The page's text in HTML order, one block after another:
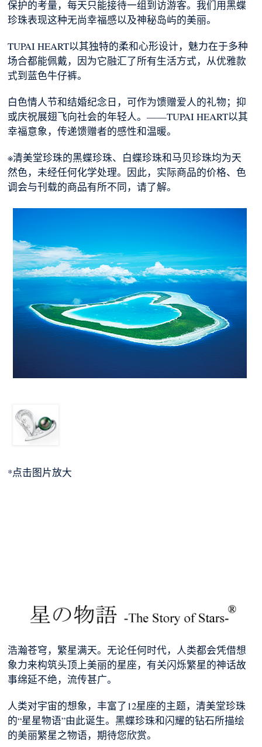
保护的考量，每天只能接待一组到访游客。我们用黑蝶
珍珠表现这种无尚幸福感以及神秘岛屿的美丽。
TUPAI HEART以其独特的柔和心形设计，魅力在于多种
场合都能佩戴，因为它融汇了所有生活方式，从优雅款
式到蓝色牛仔裤。
白色情人节和结婚纪念日，可作为馈赠爱人的礼物；抑
或庆祝展翅飞向社会的年轻人。——TUPAI HEART以其
幸福意象，传递馈赠者的感性和温暖。
※清美堂珍珠的黑蝶珍珠、白蝶珍珠和马贝珍珠均为天
然色，未经任何化学处理。因此，实际商品的价格、色
调会与刊载的商品有所不同，请了解。
*点击图片放大
浩瀚苍穹，繁星满天。无论任何时代，人类都会凭借想
象力来构筑头顶上美丽的星座，有关闪烁繁星的神话故
事绵延不绝，流传甚广。
人类对宇宙的想象，丰富了12星座的主题，清美堂珍珠
的“星星物语”由此诞生。黑蝶珍珠和闪耀的钻石所描绘
的美丽繁星之物语，期待您欣赏。